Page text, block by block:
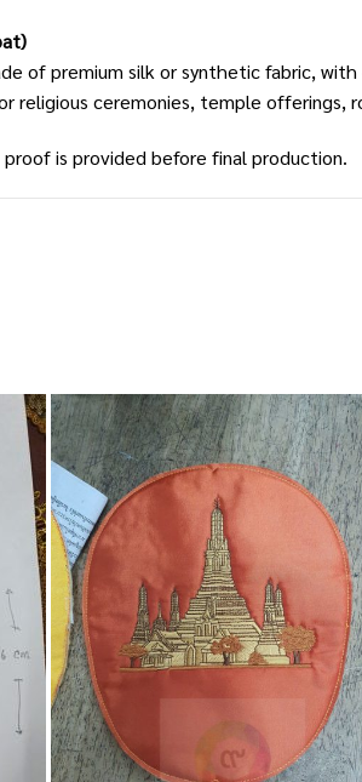
of premium silk or synthetic fabric,
religious ceremonies, temple offerings,
is provided before final production.